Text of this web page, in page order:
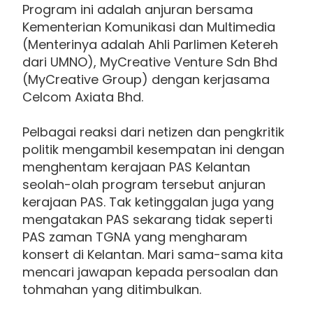
Program ini adalah anjuran bersama
Kementerian Komunikasi dan Multimedia
(Menterinya adalah Ahli Parlimen Ketereh
dari UMNO), MyCreative Venture Sdn Bhd
(MyCreative Group) dengan kerjasama
Celcom Axiata Bhd.
Pelbagai reaksi dari netizen dan pengkritik
politik mengambil kesempatan ini dengan
menghentam kerajaan PAS Kelantan
seolah-olah program tersebut anjuran
kerajaan PAS. Tak ketinggalan juga yang
mengatakan PAS sekarang tidak seperti
PAS zaman TGNA yang mengharam
konsert di Kelantan. Mari sama-sama kita
mencari jawapan kepada persoalan dan
tohmahan yang ditimbulkan.